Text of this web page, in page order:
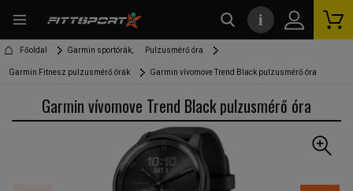
Főoldal Garmin sportórák, Pulzusmérő óra
Garmin Fitnesz pulzusmérő órák Garmin vívomove Trend Black pulzusmérő óra
Garmin vívomove Trend Black pulzusmérő óra
i
kereső